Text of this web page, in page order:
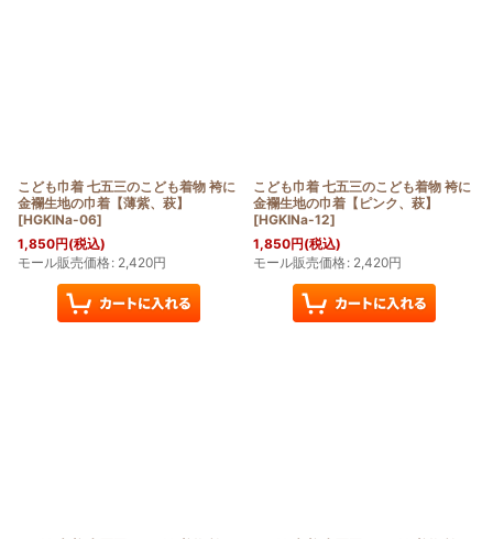
こども巾着 七五三のこども着物 袴に
金襴生地の巾着【薄紫、萩】
[HGKINa-06]
1,850円(税込)
モール販売価格: 2,420円
こども巾着 七五三のこども着物 袴に
金襴生地の巾着【ピンク、萩】
[HGKINa-12]
1,850円(税込)
モール販売価格: 2,420円